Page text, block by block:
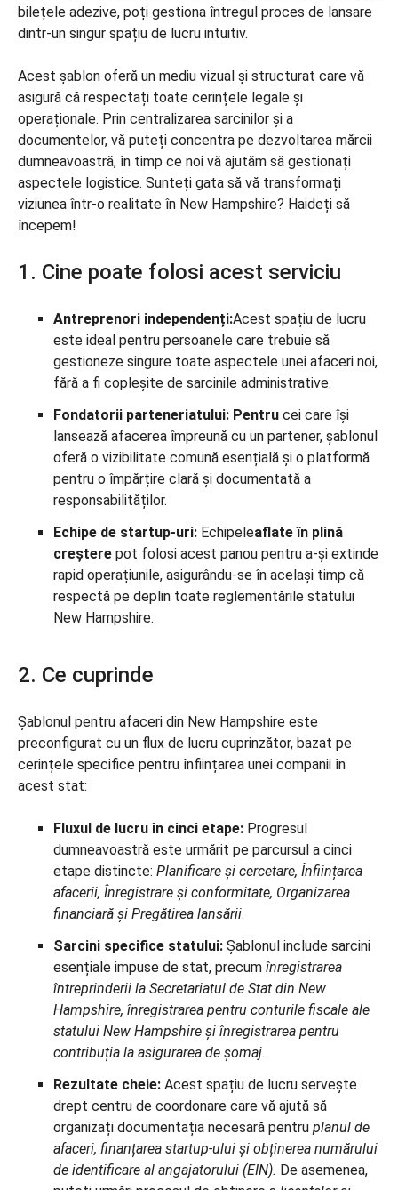
bilețele adezive, poți gestiona întregul proces de lansare
dintr-un singur spațiu de lucru intuitiv.
Acest șablon oferă un mediu vizual și structurat care vă
asigură că respectați toate cerințele legale și
operaționale. Prin centralizarea sarcinilor și a
documentelor, vă puteți concentra pe dezvoltarea mărcii
dumneavoastră, în timp ce noi vă ajutăm să gestionați
aspectele logistice. Sunteți gata să vă transformați
viziunea într-o realitate în New Hampshire? Haideți să
începem!
1. Cine poate folosi acest serviciu
Antreprenori independenți:Acest spațiu de lucru
este ideal pentru persoanele care trebuie să
gestioneze singure toate aspectele unei afaceri noi,
fără a fi copleșite de sarcinile administrative.
Fondatorii parteneriatului: Pentru cei care își
lansează afacerea împreună cu un partener, șablonul
oferă o vizibilitate comună esențială și o platformă
pentru o împărțire clară și documentată a
responsabilităților.
Echipe de startup-uri: Echipeleaflate în plină
creștere pot folosi acest panou pentru a-și extinde
rapid operațiunile, asigurându-se în același timp că
respectă pe deplin toate reglementările statului
New Hampshire.
2. Ce cuprinde
Șablonul pentru afaceri din New Hampshire este
preconfigurat cu un flux de lucru cuprinzător, bazat pe
cerințele specifice pentru înființarea unei companii în
acest stat:
Fluxul de lucru în cinci etape: Progresul
dumneavoastră este urmărit pe parcursul a cinci
etape distincte: Planificare și cercetare, Înființarea
afacerii, Înregistrare și conformitate, Organizarea
financiară și Pregătirea lansării.
Sarcini specifice statului: Șablonul include sarcini
esențiale impuse de stat, precum înregistrarea
întreprinderii la Secretariatul de Stat din New
Hampshire, înregistrarea pentru conturile fiscale ale
statului New Hampshire și înregistrarea pentru
contribuția la asigurarea de șomaj.
Rezultate cheie: Acest spațiu de lucru servește
drept centru de coordonare care vă ajută să
organizați documentația necesară pentru planul de
afaceri, finanțarea startup-ului și obținerea numărului
de identificare al angajatorului (EIN). De asemenea,